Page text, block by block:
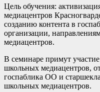
Цель обучения:
медиацентров
созданию контента в
организации,
медиацентров.
В семинаре примут
школьных медиацентров,
госпаблика ОО и
школьных медиацентров.